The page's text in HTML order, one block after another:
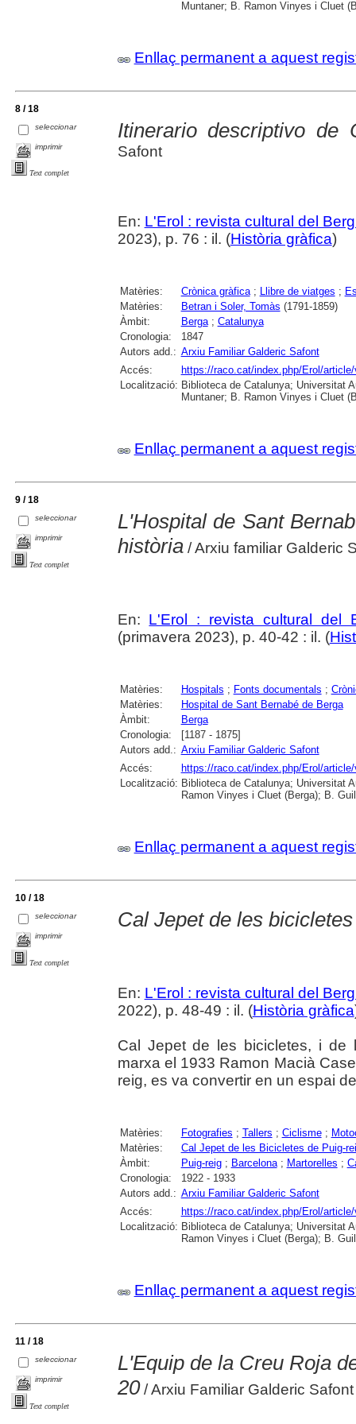
Muntaner; B. Ramon Vinyes i Cluet
Enllaç permanent a aquest
8 / 18
seleccionar
imprimir
Text complet
Itinerario descriptivo de
Safont
En: L'Erol : revista cultural del
2023), p. 76 : il. (Història gràfica)
Matèries: Crònica gràfica; Llibre de viatges ;
Matèries:
Betran i Soler, Tomàs (1791-1859)
Àmbit:
Berga; Catalunya
Cronologia:
1847
Autors add.: Arxiu Familiar Galderic Safont
Accés:
https://raco.cat/index.php/Erol/
Localització: Biblioteca de Catalunya; Universitat
Muntaner; B. Ramon Vinyes i Cluet
Enllaç permanent a aquest
9 / 18
seleccionar
imprimir
Text complet
L'Hospital de Sant
història/ Arxiu familiar Galderic
En: L'Erol : revista cultural del
(primavera 2023), p. 40-42 : il. (
Matèries: Hospitals ; Fonts documentals ;
Matèries:
Hospital de Sant Bernabé de Berga
Àmbit:
Berga
Cronologia:
[1187 - 1875]
Autors add.: Arxiu Familiar Galderic Safont
Accés:
https://raco.cat/index.php/Erol/
Localització: Biblioteca de Catalunya; Universitat
Ramon Vinyes i Cluet (Berga); B.
Enllaç permanent a aquest
10 / 18
seleccionar
imprimir
Text complet
Cal Jepet de les bicicletes
En: L'Erol : revista cultural del
2022), p. 48-49 : il. (Història gràfica
Cal Jepet de les bicicletes, i de
marxa el 1933 Ramon Macià
reig, es va convertir en un espai
Matèries: Fotografies ; Tallers ; Ciclisme;
Matèries:
Cal Jepet de les Bicicletes de Puig-
Àmbit:
Puig-reig; Barcelona; Martorelles ;
Cronologia:
1922 - 1933
Autors add.: Arxiu Familiar Galderic Safont
Accés:
https://raco.cat/index.php/Erol/article/
Localització: Biblioteca de Catalunya; Universitat
Ramon Vinyes i Cluet (Berga); B.
Enllaç permanent a aquest
11 / 18
seleccionar
imprimir
Text complet
L'Equip de la Creu Roja
20/ Arxiu Familiar Galderic Safont